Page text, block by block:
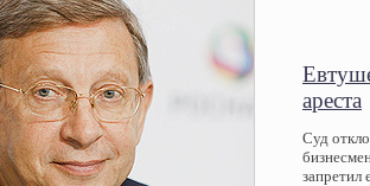
ареста
Суд
запретил